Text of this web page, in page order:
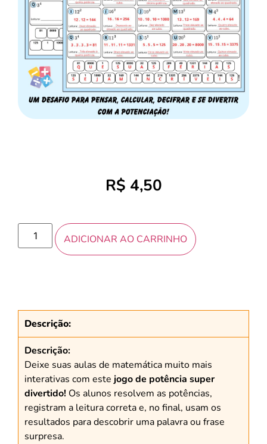
R$ 4,50
ADICIONAR AO CARRINHO
Descrição:
Descrição:
Deixe suas aulas de matemática muito mais
interativas com este jogo de potência super
divertido! Os alunos resolvem as potências,
registram a leitura correta e, no final, usam os
resultados para descobrir uma palavra ou frase
surpresa.